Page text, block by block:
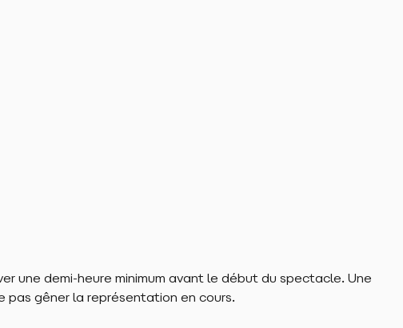
une demi-heure minimum avant le début du spectacle. Une
gêner la représentation en cours.